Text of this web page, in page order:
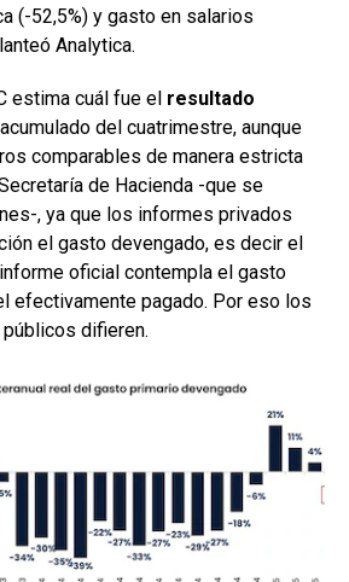
(-52,5%) y gasto en salarios
Analytica.
estima cuál fue el resultado
del cuatrimestre, aunque
comparables de manera estricta
de Hacienda -que se
, ya que los informes privados
el gasto devengado, es decir el
oficial contempla el gasto
efectivamente pagado. Por eso los
difieren.